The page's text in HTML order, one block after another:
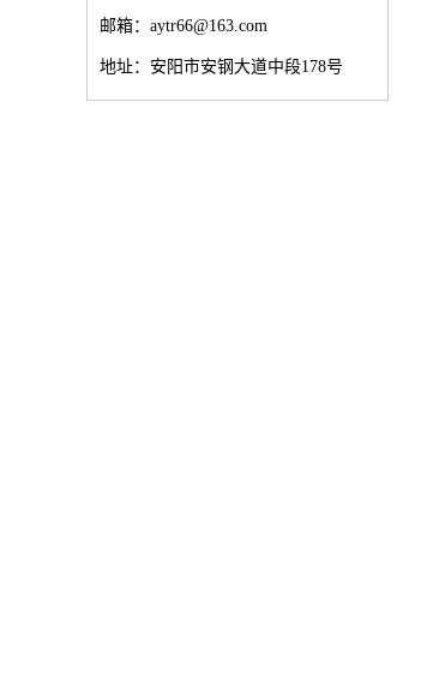
邮箱：aytr66@163.com
地址：安阳市安钢大道中段178号